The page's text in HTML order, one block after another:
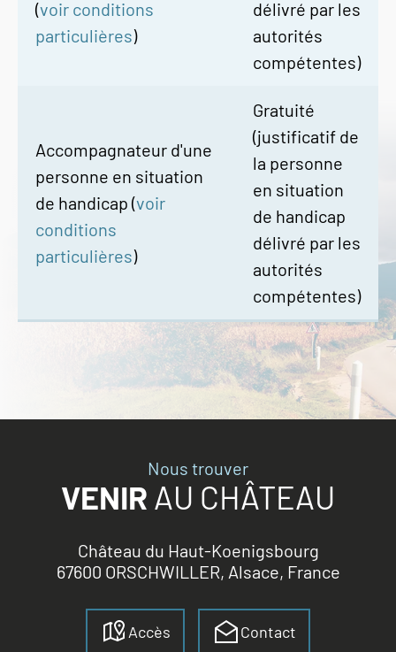
(voir conditions
particulières)
délivré par les
autorités
compétentes)
Accompagnateur d'une
personne en situation
de handicap (voir
conditions
particulières)
Gratuité
(justificatif de
la personne
en situation
de handicap
délivré par les
autorités
compétentes)
Nous trouver
VENIR AU CHÂTEAU
Château du Haut-Koenigsbourg
67600 ORSCHWILLER, Alsace, France
Accès Contact